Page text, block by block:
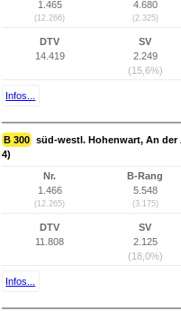
1.465
(12.266)
4.680
(2.325)
DTV
14.419
SV
2.249
(15,6%)
Infos...
B 300 süd-westl. Hohenwart, An der
4)
Nr.
1.466
(12.265)
B-Rang
5.548
(3.175)
DTV
11.808
SV
2.125
(18,0%)
Infos...